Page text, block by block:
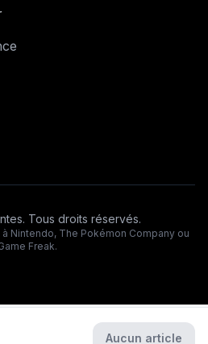
Tous droits réservés.
Nintendo, The Pokémon Company ou
Freak.
Aucun article